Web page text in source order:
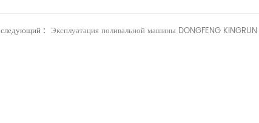
следующий : Эксплуатация поливальной машины DONGFENG